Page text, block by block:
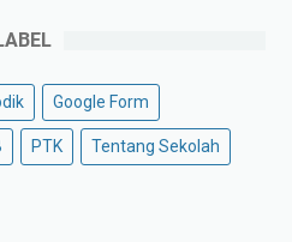
Google Form
PTK Tentang Sekolah